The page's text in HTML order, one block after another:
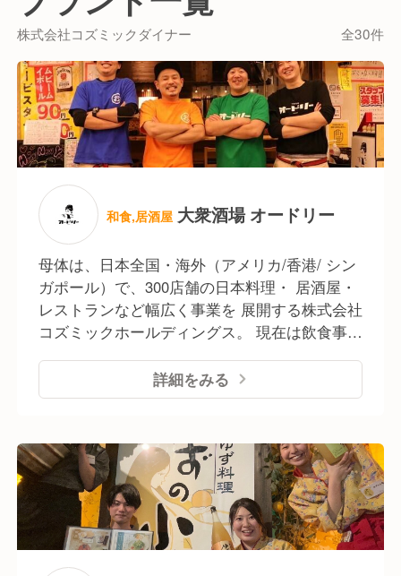
業務内容が幅広く裁量が多い仕事なので、
飲食店を経営する上で必要なスキルが
当社で活躍の場を広げていけるのはもちろん、
どこへ行っても通用する飲食人として成長できる環境
です◎
◇★ 店舗経営の楽しさ難しさを体感 ★◇
カフェ、イタリアン、懐石料理、居酒屋、韓国料理な
それぞれが個性豊かで様々なブランドを開発し、現在
では
100ブランドを超えた当社。
当社のブランド開発の特徴は本部だけで決めていない
のが
特徴です。メニューだってそう。
アルバイトの女子高生の意見を反映さえ
1年間で70店舗まで広がったブランドも実際に存在し
ます。
最終決裁は本部が行いますが、基本NOは言いませ
株式会社コズミックダイナー 全30件
和食,居酒屋 大衆酒場 オードリー
母体は、日本全国・海外（アメリカ/香港/ シン
ガポール）で、300店舗の日本料理・ 居酒屋・
レストランなど幅広く事業を 展開する株式会社
コズミックホールディングス。 現在は飲食事業
都道府県＋海外3ヵ国で ●国内直営レストラン
事業(居酒屋･カフェなど) ●海外直営レストラン
内FC事業 / 海外FC事業 など幅広く事業を展
開。 今後も勢いを留めず、『新業態への着手』
『既存ブランドのFC展開』 この二つを軸に、
着実に事業を拡大。
詳細をみる